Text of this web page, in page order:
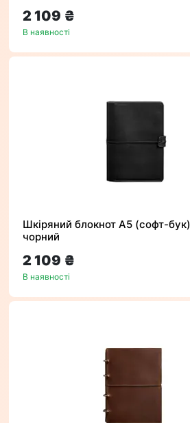
2 109 ₴
В наявності
Шкіряний блокнот А5 (софт-
чорний
2 109 ₴
В наявності